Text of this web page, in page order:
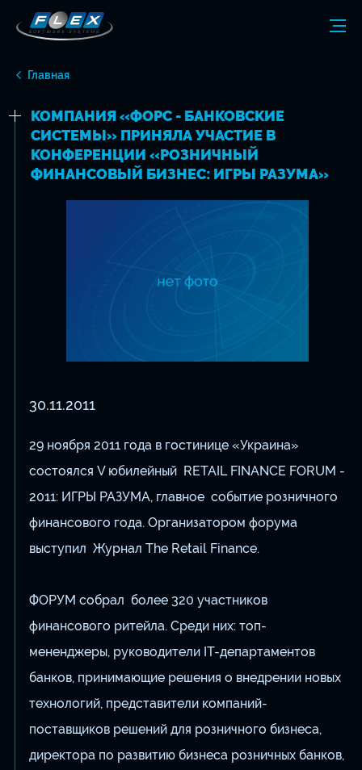
Главная
КОМПАНИЯ «ФОРС - БАНКОВСКИЕ
СИСТЕМЫ» ПРИНЯЛА УЧАСТИЕ В
КОНФЕРЕНЦИИ «РОЗНИЧНЫЙ
ФИНАНСОВЫЙ БИЗНЕС: ИГРЫ РАЗУМА»
30.11.2011
29 ноября 2011 года в гостинице «Украина»
состоялся V юбилейный RETAIL FINANCE FORUM -
2011: ИГРЫ РАЗУМА, главное событие розничного
финансового года. Организатором форума
выступил Журнал The Retail Finance.
ФОРУМ собрал более 320 участников
финансового ритейла. Среди них: топ-
мененджеры, руководители IT-департаментов
банков, принимающие решения о внедрении новых
технологий, представители компаний-
поставщиков решений для розничного бизнеса,
директора по развитию бизнеса розничных банков,